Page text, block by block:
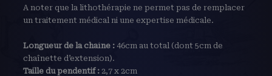
A noter que la lithothérapie ne permet pas de remplacer
un traitement médical ni une expertise médicale.
Longueur de la chaîne : 46cm au total (dont 5cm de
chaînette d’extension).
Taille du pendentif :2,7 x 2cm